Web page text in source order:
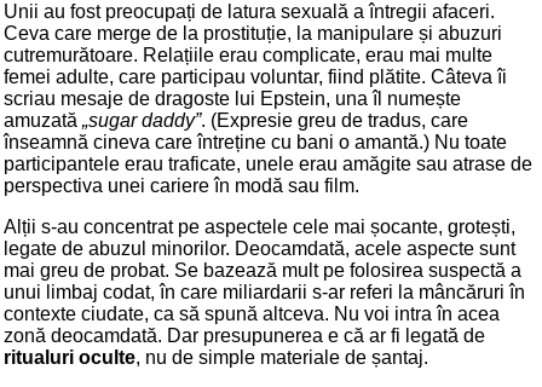
Unii au fost preocupați de latura sexuală a întregii afaceri.
Ceva care merge de la prostituție, la manipulare și abuzuri
cutremurătoare. Relațiile erau complicate, erau mai multe
femei adulte, care participau voluntar, fiind plătite. Câteva îi
scriau mesaje de dragoste lui Epstein, una îl numește
amuzată „sugar daddy”. (Expresie greu de tradus, care
înseamnă cineva care întreține cu bani o amantă.) Nu toate
participantele erau traficate, unele erau amăgite sau atrase de
perspectiva unei cariere în modă sau film.
Alții s-au concentrat pe aspectele cele mai șocante, grotești,
legate de abuzul minorilor. Deocamdată, acele aspecte sunt
mai greu de probat. Se bazează mult pe folosirea suspectă a
unui limbaj codat, în care miliardarii s-ar referi la mâncăruri în
contexte ciudate, ca să spună altceva. Nu voi intra în acea
zonă deocamdată. Dar presupunerea e că ar fi legată de
ritualuri oculte, nu de simple materiale de șantaj.